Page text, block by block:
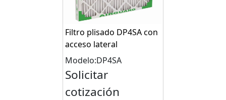
Filtro plisado DP4SA con
acceso lateral
Modelo:DP4SA
Solicitar
cotización